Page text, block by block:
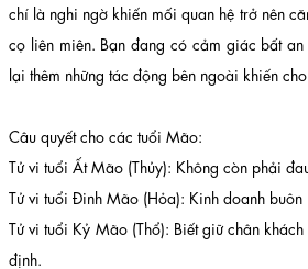
chí là nghi ngờ khiến mối quan hệ trở nên
cọ liên miên. Bạn đang có cảm giác bất an
lại thêm những tác động bên ngoài khiến
Câu quyết cho các tuổi Mão:
Tử vi tuổi Ất Mão (Thủy): Không còn phải
Tử vi tuổi Đinh Mão (Hỏa): Kinh doanh buôn
Tử vi tuổi Kỷ Mão (Thổ): Biết giữ chân
định.